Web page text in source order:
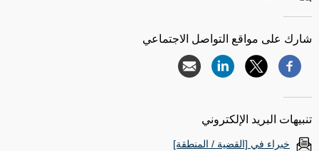
شارك على مواقع التواصل الاجتماعي
تنبيهات البريد الإلكتروني
خبراء في [القضية / المنطقة]